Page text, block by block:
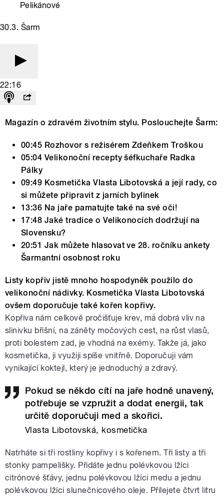
Pelikánové
30.3. Šarm
22:16
Magazín o zdravém životním stylu. Poslouchejte Šarm:
00:45 Rozhovor s režisérem Zdeňkem Troškou
05:04 Velikonoční recepty šéfkuchaře Radka
Pálky
09:49 Kosmetička Vlasta Libotovská a její rady, co
si můžete připravit z jarních bylinek
13:36 Na jaře pamatujte také na své oči!
17:48 Jaké tradice o Velikonocích dodržují na
Slovensku?
20:51 Jak můžete hlasovat ve 28. ročníku ankety
Šarmantní osobnost roku
Listy kopřiv jistě mnoho hospodyněk použilo do
velikonoční nádivky. Kosmetička Vlasta Libotovská
ovšem doporučuje také kořen kopřivy.
Kopřiva nám celkově pročišťuje krev, má dobrá vliv na
slinivku břišní, na záněty močových cest, na růst vlasů,
proti bolestem zad, je vhodná na exémy. Takže já, jako
kosmetička, ji využiji spíše vnitřně. Doporučuji vám
vynikající koktejl, který je jednoduchý a zdravý.
Pokud se někdo cítí na jaře hodně unavený,
potřebuje se vzpružit a dodat energii, tak
určitě doporučuji med a skořici.
Vlasta Libotovská, kosmetička
Natrháte si tři rostliny kopřivy i s kořenem. Tři listy a tři
stonky pampelišky. Přidáte jednu polévkovou lžíci
citrónové šťávy, jednu polévkovou lžíci medu a jednu
polévkovou lžíci slunečnicového oleje. Přilejete čtvrt litru